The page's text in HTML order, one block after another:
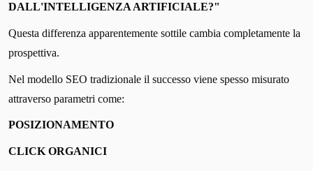
DALL'INTELLIGENZA ARTIFICIALE?"
Questa differenza apparentemente sottile cambia completamente la
prospettiva.
Nel modello SEO tradizionale il successo viene spesso misurato
attraverso parametri come:
POSIZIONAMENTO
CLICK ORGANICI